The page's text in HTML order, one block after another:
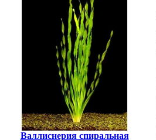
Валлиснерия спиральная